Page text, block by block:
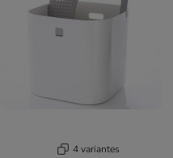
4 variantes